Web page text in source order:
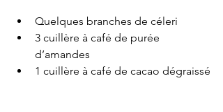
Quelques branches de céleri
3 cuillère à café de purée
d’amandes
1 cuillère à café de cacao dégraissé